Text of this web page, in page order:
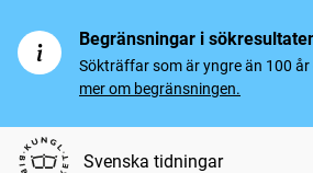
Begränsningar i
Sökträffar som är yngre än 100
mer om begränsningen.
Svenska tidningar